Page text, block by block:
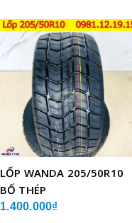
LỐP WANDA 205/50R10
BỐ THÉP
1.400.000₫